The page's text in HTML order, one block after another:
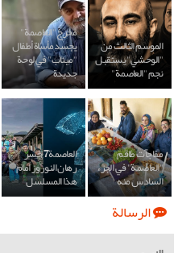
الموسم الثالث من
"الوحشي" يستقبل
نجم "العاصمة"
مخرج "العاصمة"
يجسد مأساة أطفال
"ميناب" في لوحة
جديدة
مفاجآت طاقم
"العاصمة" في الجزء
السادس منه
العاصمة7 خسر
رهان النوروز امام
هذا المسلسل
الرسالة